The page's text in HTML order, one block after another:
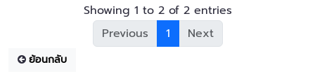
Showing 1 to 2 of 2 entries
Previous
1 Next
ย้อนกลับ